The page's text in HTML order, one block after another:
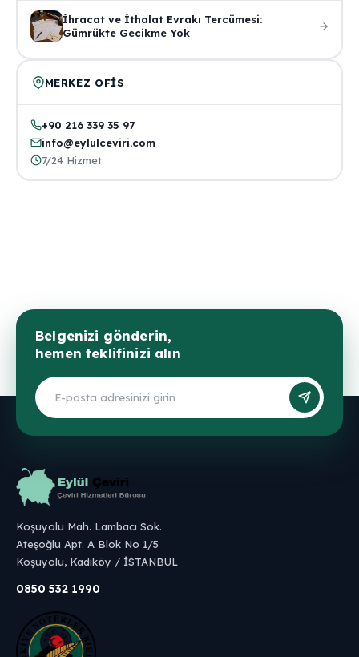
İhracat ve İthalat Evrakı Tercümesi:
Gümrükte Gecikme Yok
MERKEZ OFIS
+90 216 339 35 97
info@eylulceviri.com
7/24 Hizmet
Belgenizi gönderin,
hemen teklifinizi alın
Koşuyolu Mah. Lambacı Sok.
Ateşoğlu Apt. A Blok No 1/5
Koşuyolu, Kadıköy / İSTANBUL
0850 532 1990